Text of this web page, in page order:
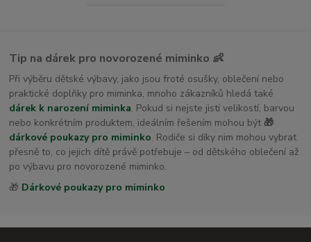
Tip na dárek pro novorozené miminko 👶
Při výběru dětské výbavy, jako jsou froté osušky, oblečení nebo
praktické doplňky pro miminka, mnoho zákazníků hledá také
dárek k narození miminka. Pokud si nejste jistí velikostí, barvou
nebo konkrétním produktem, ideálním řešením mohou být 🎁
dárkové poukazy pro miminko. Rodiče si díky nim mohou vybrat
přesně to, co jejich dítě právě potřebuje – od dětského oblečení až
po výbavu pro novorozené miminko.
🎁 Dárkové poukazy pro miminko